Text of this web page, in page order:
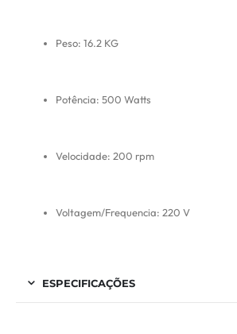
Peso: 16.2 KG
Potência: 500 Watts
Velocidade: 200 rpm
Voltagem/Frequencia: 220 V
ESPECIFICAÇÕES